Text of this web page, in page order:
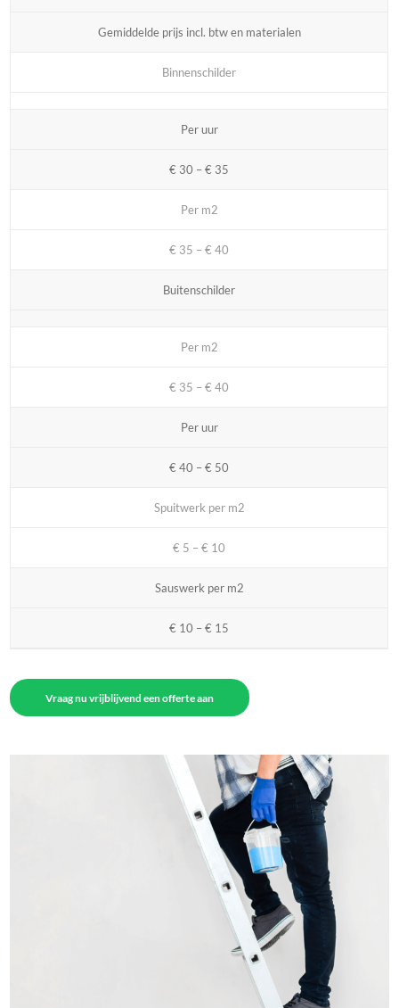
Gemiddelde prijs incl. btw en materialen
Binnenschilder
Per uur
€ 30 – € 35
Per m2
€ 35 – € 40
Buitenschilder
Per m2
€ 35 – € 40
Per uur
€ 40 – € 50
Spuitwerk per m2
€ 5 – € 10
Sauswerk per m2
€ 10 – € 15
Vraag nu vrijblijvend een offerte aan